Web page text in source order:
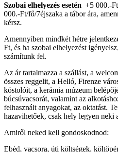
Szobai elhelyezés esetén +5 000.-
000.-Ft/fő/7éjszaka a tábor ára,
kérsz.
Amennyiben mindkét hétre
Ft, és ha szobai elhelyezést
számítunk fel.
Az ár tartalmazza a szállást, a
összes reggelit, a Helló, Firenze
kóstolóit, a kerámia múzeum
búcsúvacsorát, valamint az
felhasznált anyagokat, az oktatást.
hazavihetőek, csak hely legyen neki
Amiről neked kell gondoskodnod:
Ebéd, vacsora, úti költségek,